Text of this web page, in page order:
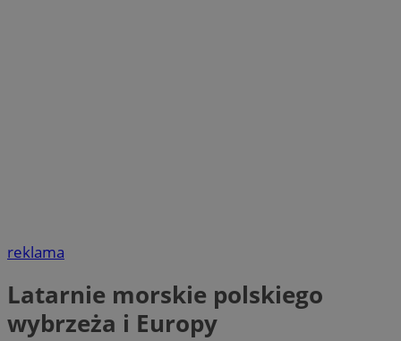
reklama
Latarnie morskie polskiego
wybrzeża i Europy